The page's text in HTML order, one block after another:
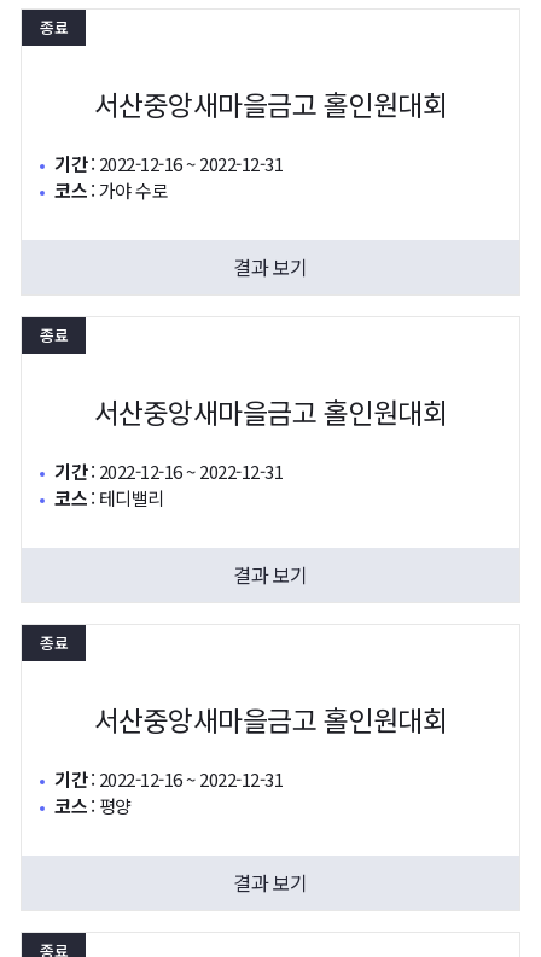
종료
서산중앙새마을금고 홀인원대회
기간: 2022-12-16 ~ 2022-12-31
코스:가야 수로
결과 보기
종료
서산중앙새마을금고 홀인원대회
기간: 2022-12-16 ~ 2022-12-31
코스: 테디밸리
결과 보기
종료
서산중앙새마을금고 홀인원대회
기간: 2022-12-16 ~ 2022-12-31
코스: 평양
결과 보기
종료